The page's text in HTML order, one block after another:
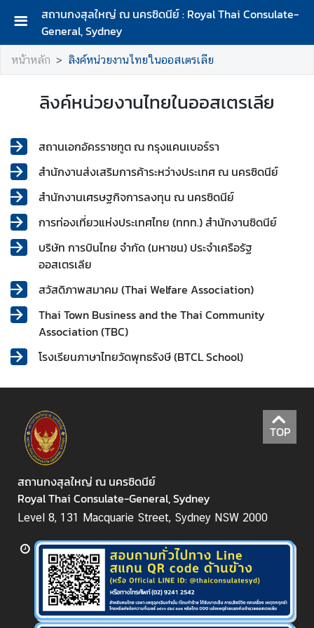
สถานกงสุลใหญ่ ณ นครซิดนีย์ : Royal Thai Consulate-
General, Sydney
ห
น้
กี่
ย
กั
บ
ส
น
ก
สุ
ห
ญ่
ฯ
บ
ริ
ก
า
ะ
หน้าหลัก ลิงค์หน่วยงานไทยในออสเตรเลีย
ลิงค์หน่วยงานไทยในออสเตรเลีย
สถานเอกอัครราชทูต ณ กรุงแคนเบอร์รา
สำนักงานส่งเสริมการค้าระหว่างประเทศ ณ นครซิดนีย์
สำนักงานเศรษฐกิจการลงทุน ณ นครซิดนีย์
การท่องเที่ยวแห่งประเทศไทย (ททท.) สำนักงานซิดนีย์
บริษัท การบินไทย จำกัด (มหาชน) ประจำเครือรัฐ
ออสเตรเลีย
สวัสดิภาพสมาคม (Thai Welfare Association)
Thai Town Business and the Thai Community
Association (TBC)
โรงเรียนภาษาไทยวัดพุทธรังษี (BTCL School)
TOP
สถานกงสุลใหญ่ ณ นครซิดนีย์
Royal Thai Consulate-General, Sydney
Level 8, 131 Macquarie Street, Sydney NSW 2000